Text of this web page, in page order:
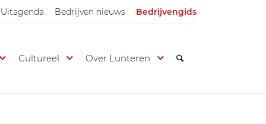
Uitagenda Bedrijven nieuws Bedrijvengids
Cultureel Over Lunteren